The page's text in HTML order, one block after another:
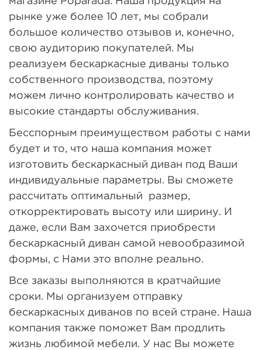
рынке уже более 10 лет, мы собрали
большое количество отзывов и, конечно,
свою аудиторию покупателей. Мы
реализуем бескаркасные диваны только
собственного производства, поэтому
можем лично контролировать качество и
высокие стандарты обслуживания.
Бесспорным преимуществом работы с нами
будет и то, что наша компания может
изготовить бескаркасный диван под Ваши
индивидуальные параметры. Вы сможете
рассчитать оптимальный размер,
откорректировать высоту или ширину. И
даже, если Вам захочется приобрести
бескаркасный диван самой невообразимой
формы, с Нами это вполне реально.
Все заказы выполняются в кратчайшие
сроки. Мы организуем отправку
бескаркасных диванов по всей стране. Наша
компания также поможет Вам продлить
жизнь любимой мебели. У нас Вы можете